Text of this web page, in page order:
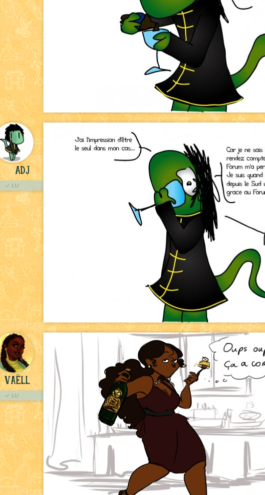
ADJ
LU
Vaëll
LU